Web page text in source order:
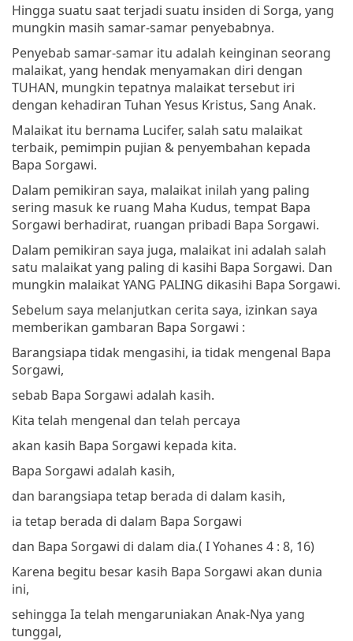
Hingga suatu saat terjadi suatu insiden di Sorga, yang
mungkin masih samar-samar penyebabnya.
Penyebab samar-samar itu adalah keinginan seorang
malaikat, yang hendak menyamakan diri dengan
TUHAN, mungkin tepatnya malaikat tersebut iri
dengan kehadiran Tuhan Yesus Kristus, Sang Anak.
Malaikat itu bernama Lucifer, salah satu malaikat
terbaik, pemimpin pujian & penyembahan kepada
Bapa Sorgawi.
Dalam pemikiran saya, malaikat inilah yang paling
sering masuk ke ruang Maha Kudus, tempat Bapa
Sorgawi berhadirat, ruangan pribadi Bapa Sorgawi.
Dalam pemikiran saya juga, malaikat ini adalah salah
satu malaikat yang paling di kasihi Bapa Sorgawi. Dan
mungkin malaikat YANG PALING dikasihi Bapa Sorgawi.
Sebelum saya melanjutkan cerita saya, izinkan saya
memberikan gambaran Bapa Sorgawi :
Barangsiapa tidak mengasihi, ia tidak mengenal Bapa
Sorgawi,
sebab Bapa Sorgawi adalah kasih.
Kita telah mengenal dan telah percaya
akan kasih Bapa Sorgawi kepada kita.
Bapa Sorgawi adalah kasih,
dan barangsiapa tetap berada di dalam kasih,
ia tetap berada di dalam Bapa Sorgawi
dan Bapa Sorgawi di dalam dia.( I Yohanes 4 : 8, 16)
Karena begitu besar kasih Bapa Sorgawi akan dunia
ini,
sehingga Ia telah mengaruniakan Anak-Nya yang
tunggal,